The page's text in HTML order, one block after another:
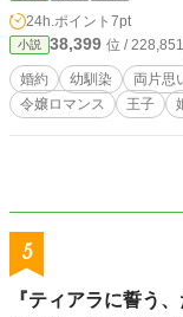
になる
24h.ポイント 7pt
小説 38,399 位 /
婚約 幼馴染 両片思
令嬢ロマンス
王子
5
『ティアラに誓う